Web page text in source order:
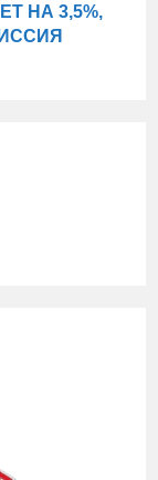
НА 3,5%,